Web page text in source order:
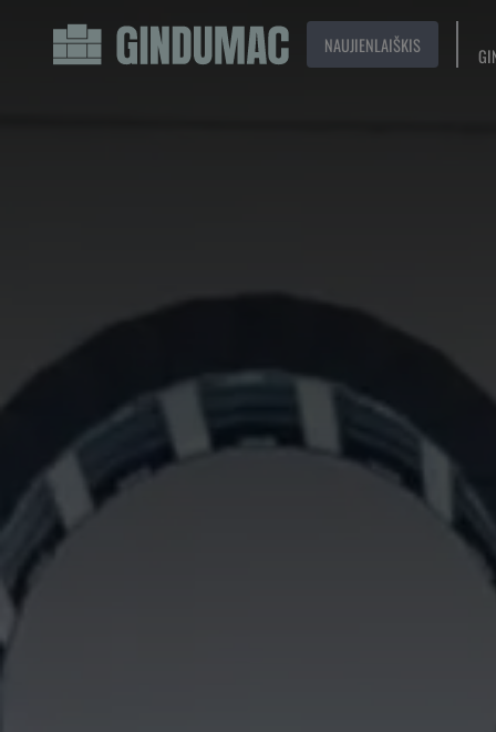
NAUJIENLAIŠKIS